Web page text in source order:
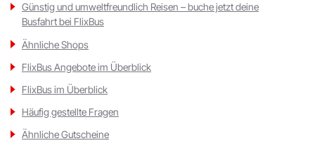
Günstig und umweltfreundlich Reisen – buche jetzt deine
Busfahrt bei FlixBus
Ähnliche Shops
FlixBus Angebote im Überblick
FlixBus im Überblick
Häufig gestellte Fragen
Ähnliche Gutscheine